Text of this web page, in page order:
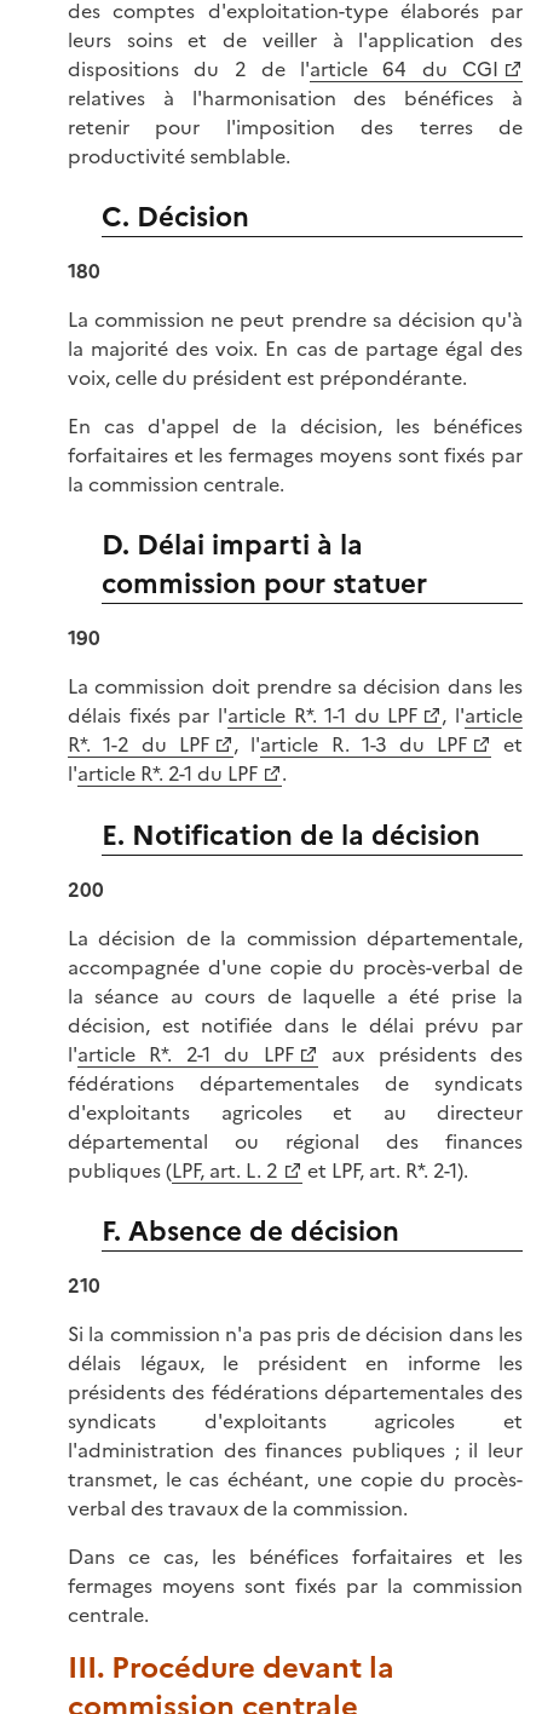
des comptes d'exploitation-type élaborés par
leurs soins et de veiller à l'application des
dispositions du 2 de l'article 64 du CGI
relatives à l'harmonisation des bénéfices à
retenir pour l'imposition des terres de
productivité semblable.
C. Décision
180
La commission ne peut prendre sa décision qu'à
la majorité des voix. En cas de partage égal des
voix, celle du président est prépondérante.
En cas d'appel de la décision, les bénéfices
forfaitaires et les fermages moyens sont fixés par
la commission centrale.
D. Délai imparti à la
commission pour statuer
190
La commission doit prendre sa décision dans les
délais fixés par l'article R*. 1-1 du LPF , l'article
R*. 1-2 du LPF
, l'article R. 1-3 du LPF
et
l'article R*. 2-1 du LPF .
E. Notification de la décision
200
La décision de la commission départementale,
accompagnée d'une copie du procès-verbal de
la séance au cours de laquelle a été prise la
décision, est notifiée dans le délai prévu par
l'article R*. 2-1 du LPF
aux présidents des
fédérations départementales de syndicats
d'exploitants agricoles et au directeur
départemental ou régional des finances
publiques (LPF, art. L. 2 et LPF, art. R*. 2-1).
F. Absence de décision
210
Si la commission n'a pas pris de décision dans les
délais légaux, le président en informe les
présidents des fédérations départementales des
syndicats d'exploitants agricoles et
l'administration des finances publiques ; il leur
transmet, le cas échéant, une copie du procès-
verbal des travaux de la commission.
Dans ce cas, les bénéfices forfaitaires et les
fermages moyens sont fixés par la commission
centrale.
III. Procédure devant la